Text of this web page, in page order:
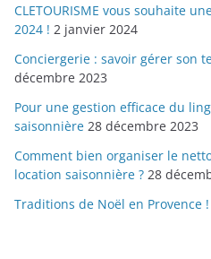
CLETOURISME vous souhaite
2024 ! 2 janvier 2024
Conciergerie : savoir gérer son
décembre 2023
Pour une gestion efficace du
saisonnière 28 décembre 2023
Comment bien organiser le
location saisonnière ? 28
Traditions de Noël en Provence !